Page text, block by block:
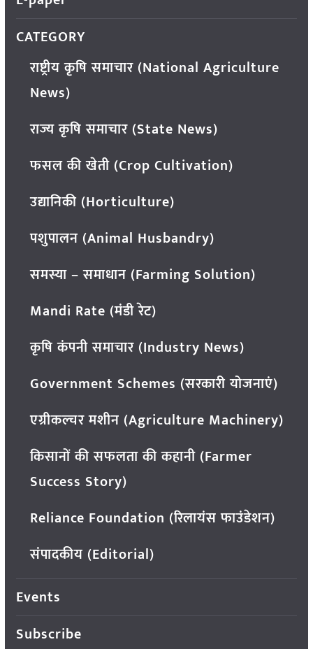
CATEGORY
राष्ट्रीय कृषि समाचार (National Agriculture
News)
राज्य कृषि समाचार (State News)
फसल की खेती (Crop Cultivation)
उद्यानिकी (Horticulture)
पशुपालन (Animal Husbandry)
समस्या – समाधान (Farming Solution)
Mandi Rate (मंडी रेट)
कृषि कंपनी समाचार (Industry News)
Government Schemes (सरकारी योजनाएं)
एग्रीकल्चर मशीन (Agriculture Machinery)
किसानों की सफलता की कहानी (Farmer
Success Story)
Reliance Foundation (रिलायंस फाउंडेशन)
संपादकीय (Editorial)
Events
Subscribe